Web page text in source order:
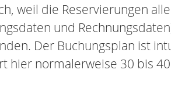
weil die Reservierungen alle
und
Der Buchungsplan ist
hier normalerweise 30 bis 40